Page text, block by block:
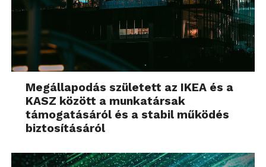
Megállapodás született az IKEA és a
KASZ között a munkatársak
támogatásáról és a stabil működés
biztosításáról